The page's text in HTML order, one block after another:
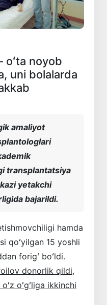
oʻta noyob
uni bolalarda
amaliyot
transplantatsiya
yetakchi
bajarildi.
hamda
qoʻyilgan 15 yoshli
forigʻ boʻldi.
donorlik qildi,
oʻgʻliga ikkinchi